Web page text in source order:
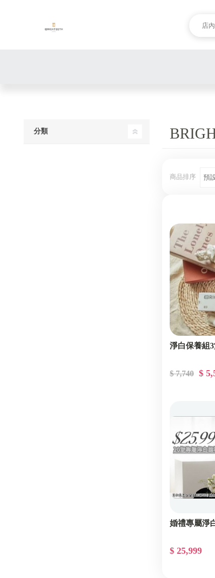
商品排序
淨白保養組
$ 7,740 $
婚禮專屬淨
$ 25,999
分類